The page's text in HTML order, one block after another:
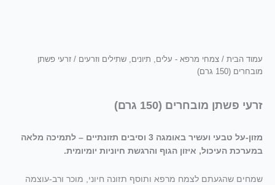
עמוד הבית / צמחי מרפא - עלים, תיונים, שתילים וזרעים / זרעי פשתן
מובחרים (150 גרם)
זרעי פשתן מובחרים (150 גרם)
מזון-על טבעי ועשיר באומגה 3 וסיבים תזונתיים – לתמיכה מלאה
במערכת העיכול, איזון הגוף והרגשת חיוניות יומיומית.
שמחים שהגעתם לצמח מרפא ותוסף תזונה חיוני, מוכר ורב-עוצמה